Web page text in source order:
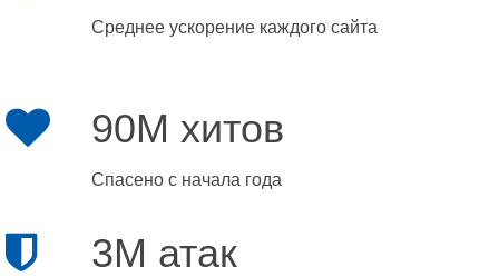
Среднее ускорение каждого сайта
90M хитов
Спасено с начала года
3M атак